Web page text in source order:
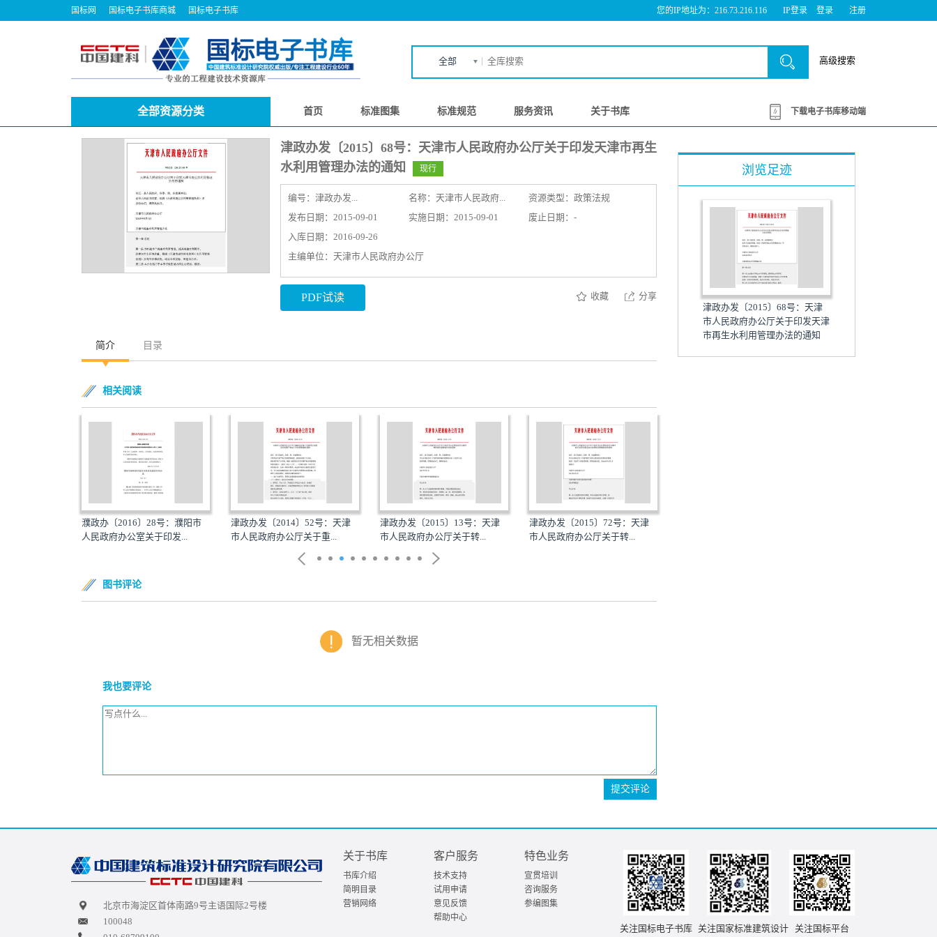
国标网 国标电子书库商城 国标电子书库 您的IP地址为：216.73.216.116 IP登录 登录 注册
全部 高级搜索
全部资源分类 首页 标准图集 标准规范 服务资讯 关于书库 下载电子书库移动端
津政办发〔2015〕68号：天津市人民政府办公厅关于印发天津市再生
水利用管理办法的通知
现行
编号： 津政办发... 名称： 天津市人民政府...
资源类型：政策法规
发布日期：2015-09-01
实施日期：2015-09-01
废止日期：-
入库日期：2016-09-26
主编单位：天津市人民政府办公厅
PDF试读 收藏 分享
简介 目录
相关阅读
濮政办〔2016〕28号：濮阳市
人民政府办公室关于印发...
津政办发〔2014〕52号：天津
市人民政府办公厅关于重...
津政办发〔2015〕13号：天津
市人民政府办公厅关于转...
津政办发〔2015〕72号：天津
市人民政府办公厅关于转...
图书评论
暂无相关数据
我也要评论
提交评论
浏览足迹
津政办发〔2015〕68号：天津
市人民政府办公厅关于印发天津
市再生水利用管理办法的通知
北京市海淀区首体南路9号主语国际2号楼
100048
关于书库
书库介绍
简明目录
营销网络
客户服务
技术支持
试用申请
意见反馈
帮助中心
特色业务
宣贯培训
咨询服务
参编图集
关注国标电子书库 关注国家标准建筑设计 关注国标平台